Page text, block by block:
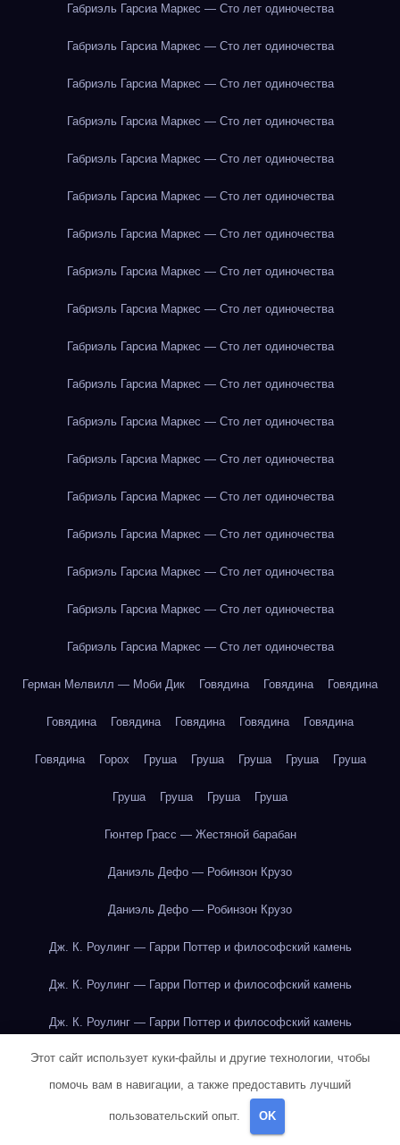
Габриэль Гарсиа Маркес — Сто лет одиночества
Габриэль Гарсиа Маркес — Сто лет одиночества
Габриэль Гарсиа Маркес — Сто лет одиночества
Габриэль Гарсиа Маркес — Сто лет одиночества
Габриэль Гарсиа Маркес — Сто лет одиночества
Габриэль Гарсиа Маркес — Сто лет одиночества
Габриэль Гарсиа Маркес — Сто лет одиночества
Габриэль Гарсиа Маркес — Сто лет одиночества
Габриэль Гарсиа Маркес — Сто лет одиночества
Габриэль Гарсиа Маркес — Сто лет одиночества
Габриэль Гарсиа Маркес — Сто лет одиночества
Габриэль Гарсиа Маркес — Сто лет одиночества
Габриэль Гарсиа Маркес — Сто лет одиночества
Габриэль Гарсиа Маркес — Сто лет одиночества
Габриэль Гарсиа Маркес — Сто лет одиночества
Габриэль Гарсиа Маркес — Сто лет одиночества
Габриэль Гарсиа Маркес — Сто лет одиночества
Габриэль Гарсиа Маркес — Сто лет одиночества
Герман Мелвилл — Моби Дик Говядина Говядина Говядина
Говядина Говядина Говядина Говядина Говядина
Говядина Горох Груша Груша Груша Груша Груша
Груша Груша Груша Груша
Гюнтер Грасс — Жестяной барабан
Даниэль Дефо — Робинзон Крузо
Даниэль Дефо — Робинзон Крузо
Дж. К. Роулинг — Гарри Поттер и философский камень
Дж. К. Роулинг — Гарри Поттер и философский камень
Дж. К. Роулинг — Гарри Поттер и философский камень
Дж. К. Роулинг — Гарри Поттер и философский камень
Дж. К. Роулинг — Гарри Поттер и философский камень
Дж. К. Роулинг — Гарри Поттер и философский камень
Этот сайт использует куки-файлы и другие технологии, чтобы
помочь вам в навигации, а также предоставить лучший
пользовательский опыт. OK